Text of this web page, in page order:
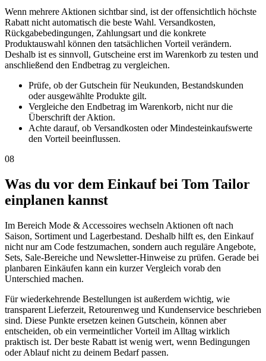
Wenn mehrere Aktionen sichtbar sind, ist der offensichtlich höchste
Rabatt nicht automatisch die beste Wahl. Versandkosten,
Rückgabebedingungen, Zahlungsart und die konkrete
Produktauswahl können den tatsächlichen Vorteil verändern.
Deshalb ist es sinnvoll, Gutscheine erst im Warenkorb zu testen und
anschließend den Endbetrag zu vergleichen.
Prüfe, ob der Gutschein für Neukunden, Bestandskunden
oder ausgewählte Produkte gilt.
Vergleiche den Endbetrag im Warenkorb, nicht nur die
Überschrift der Aktion.
Achte darauf, ob Versandkosten oder Mindesteinkaufswerte
den Vorteil beeinflussen.
08
Was du vor dem Einkauf bei Tom Tailor
einplanen kannst
Im Bereich Mode & Accessoires wechseln Aktionen oft nach
Saison, Sortiment und Lagerbestand. Deshalb hilft es, den Einkauf
nicht nur am Code festzumachen, sondern auch reguläre Angebote,
Sets, Sale-Bereiche und Newsletter-Hinweise zu prüfen. Gerade bei
planbaren Einkäufen kann ein kurzer Vergleich vorab den
Unterschied machen.
Für wiederkehrende Bestellungen ist außerdem wichtig, wie
transparent Lieferzeit, Retourenweg und Kundenservice beschrieben
sind. Diese Punkte ersetzen keinen Gutschein, können aber
entscheiden, ob ein vermeintlicher Vorteil im Alltag wirklich
praktisch ist. Der beste Rabatt ist wenig wert, wenn Bedingungen
oder Ablauf nicht zu deinem Bedarf passen.